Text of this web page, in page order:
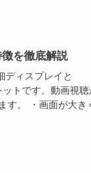
を徹底解説
ディスプレイと
トです。動画視聴
す。 ・画面が大き